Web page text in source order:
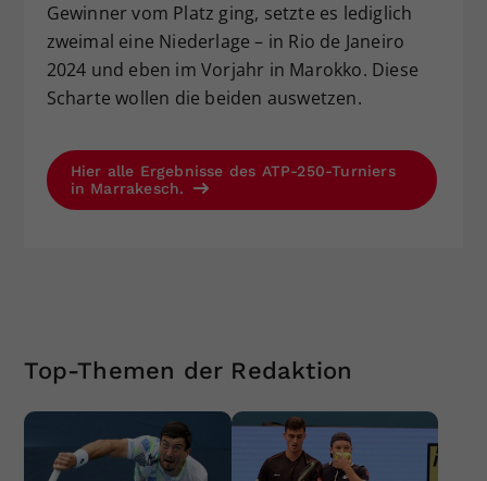
Gewinner vom Platz ging, setzte es lediglich
zweimal eine Niederlage – in Rio de Janeiro
2024 und eben im Vorjahr in Marokko. Diese
Scharte wollen die beiden auswetzen.
Hier alle Ergebnisse des ATP-250-Turniers
in Marrakesch.
Top-Themen der Redaktion